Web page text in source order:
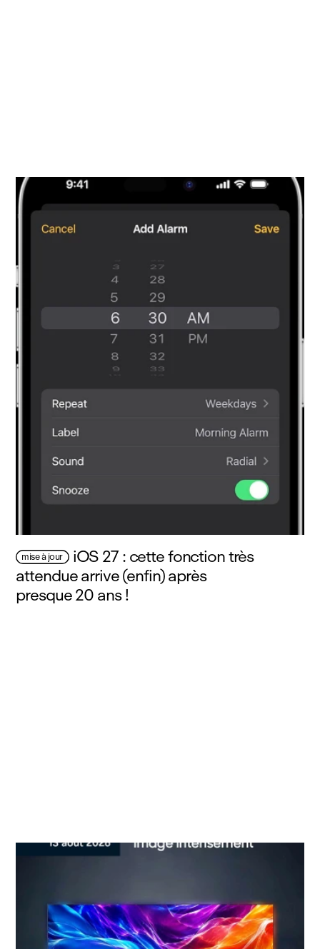
mise à jour iOS 27 : cette fonction très
attendue arrive (enfin) après
presque 20 ans !